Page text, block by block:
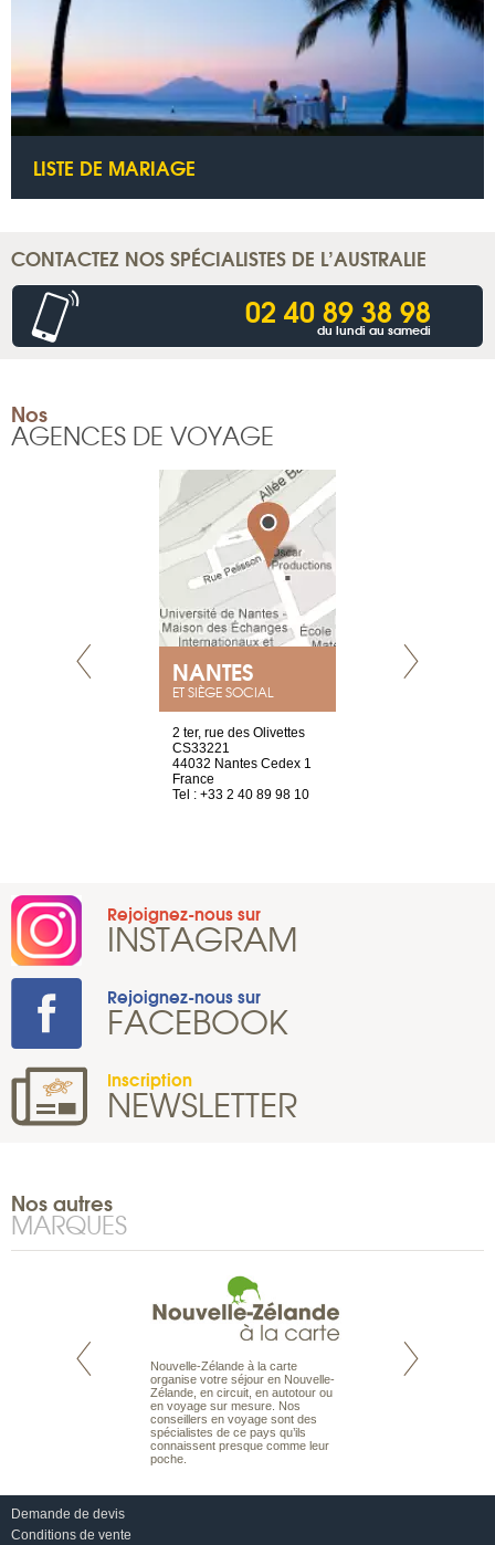
LISTE DE MARIAGE
CONTACTEZ NOS SPÉCIALISTES DE L’AUSTRALIE
02 40 89 38 98
du lundi au samedi
Nos
AGENCES DE VOYAGE
NANTES
ET SIÈGE SOCIAL
2 ter, rue des Olivettes
CS33221
44032 Nantes Cedex 1
France
Tel : +33 2 40 89 98 10
Rejoignez-nous sur
INSTAGRAM
Rejoignez-nous sur
FACEBOOK
Inscription
NEWSLETTER
Nos autres
MARQUES
est le spécialiste
Nouvelle-Zélande à la carte
organise votre séjour en Nouvelle-
Zélande, en circuit, en autotour ou
en voyage sur mesure. Nos
conseillers en voyage sont des
spécialistes de ce pays qu’ils
connaissent presque comme leur
poche.
Notre site
Demande de devis
Conditions de vente